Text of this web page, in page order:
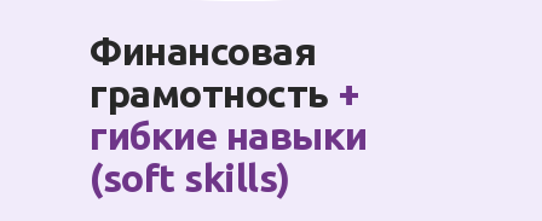
Финансовая
грамотность +
гибкие навыки
(soft skills)